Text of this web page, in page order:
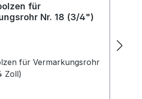
für
Nr. 18 (3/4")
für Vermarkungsrohr
Zoll)